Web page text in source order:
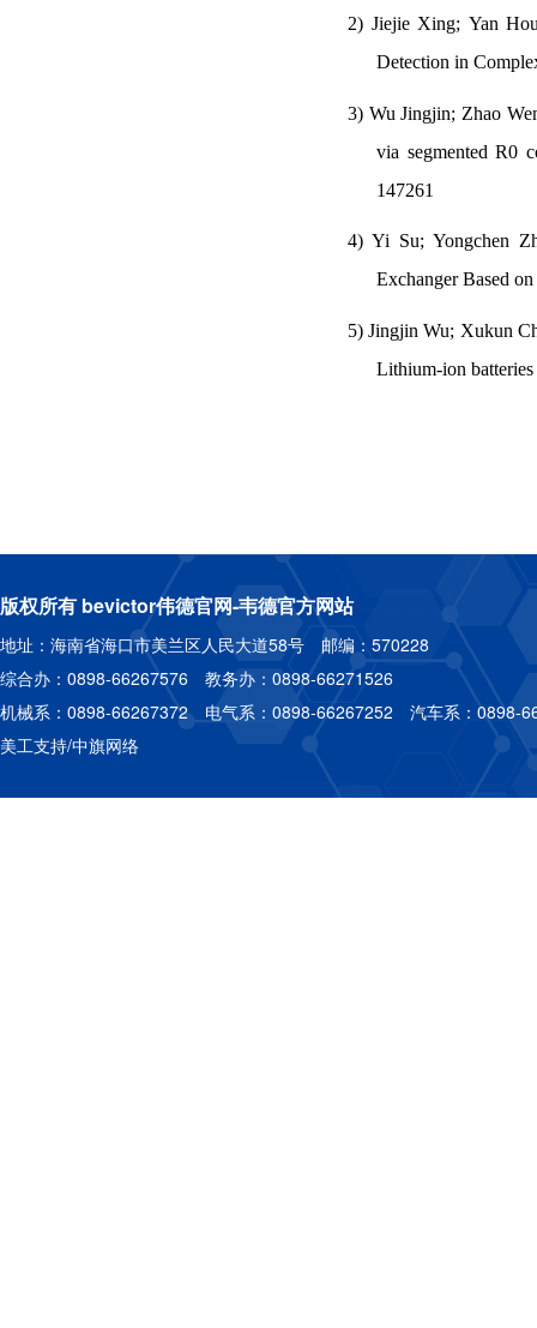
2) Jiejie Xing; Yan
Detection in
3) Wu Jingjin; Zhao
via segmented R0
147261
4)Yi Su; Yongchen
Exchanger Based
5)Jingjin Wu; Xukun
Lithium-ion
版权所有 bevictor伟德官网-韦德官方网站
地址：海南省海口市美兰区人民大道58号 邮编：570228
综合办：0898-66267576 教务办：0898-66271526
机械系：0898-66267372 电气系：0898-66267252 汽车系：0898-
美工支持/中旗网络